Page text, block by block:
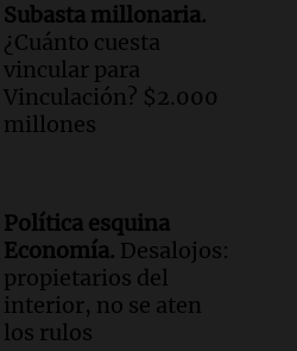
Rosario
Subasta millonaria.
¿Cuánto cuesta
vincular para
Vinculación? $2.000
millones
Política esquina
Economía. Desalojos:
propietarios del
interior, no se aten
los rulos